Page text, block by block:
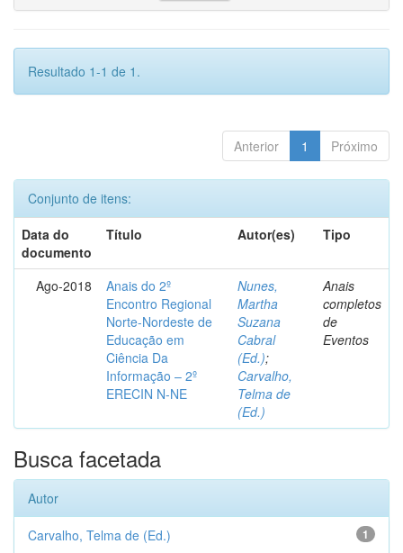
Resultado 1-1 de 1.
Anterior 1 Próximo
Conjunto de itens:
Data do
documento
Título Autor(es) Tipo
Ago-2018
Anais do 2º
Encontro Regional
Norte-Nordeste de
Educação em
Ciência Da
Informação – 2º
ERECIN N-NE
Nunes,
Martha
Suzana
Cabral
(Ed.);
Carvalho,
Telma de
(Ed.)
Anais
completos
de
Eventos
Busca facetada
Autor
1
Carvalho, Telma de (Ed.)